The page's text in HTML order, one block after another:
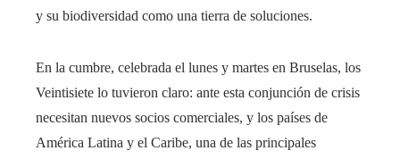
y su biodiversidad como una tierra de soluciones.
En la cumbre, celebrada el lunes y martes en Bruselas, los
Veintisiete lo tuvieron claro: ante esta conjunción de crisis
necesitan nuevos socios comerciales, y los países de
América Latina y el Caribe, una de las principales